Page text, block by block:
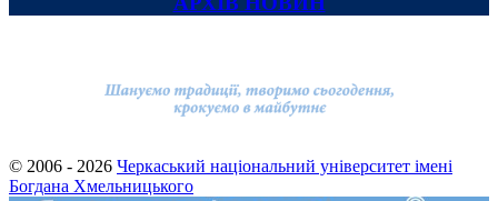
© 2006 - 2026 Черкаський національний університет імені
Богдана Хмельницького